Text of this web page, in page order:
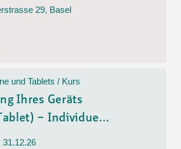
29, Basel
und Tablets / Kurs
Ihres Geräts
– Individue...
31.12.26